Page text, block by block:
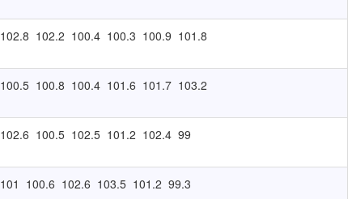
102.8 102.2 100.4 100.3 100.9 101.8
100.5 100.8 100.4 101.6 101.7 103.2
102.6 100.5 102.5 101.2 102.4 99
101 100.6 102.6 103.5 101.2 99.3